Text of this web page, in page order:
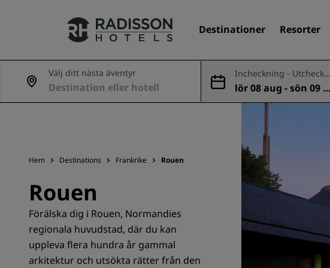
Destinationer Resorter
Våra märken
Välj ditt nästa äventyr
Incheckning - Utcheckn
ing
lör 08 aug - sön 09 a
ug
Hem Destinations Frankrike Rouen
Rouen
Förälska dig i Rouen, Normandies
regionala huvudstad, där du kan
uppleva flera hundra år gammal
arkitektur och utsökta rätter från den